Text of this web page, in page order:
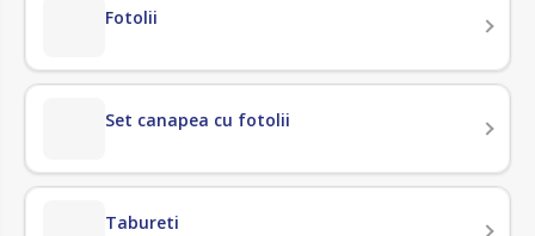
Fotolii
Set canapea cu fotolii
Tabureti